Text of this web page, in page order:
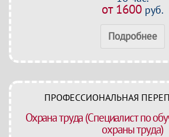
от 1600руб.
Подробнее
ПРОФЕССИОНАЛЬНАЯ
Охрана труда (Специалист по
охраны труда)